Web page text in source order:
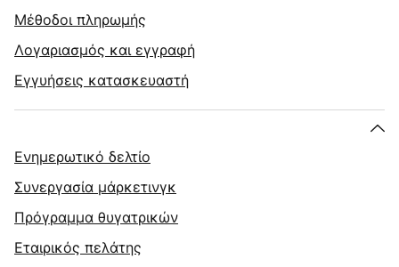
Μέθοδοι πληρωμής
Λογαριασμός και εγγραφή
Εγγυήσεις κατασκευαστή
Ενημερωτικό δελτίο
Συνεργασία μάρκετινγκ
Πρόγραμμα θυγατρικών
Εταιρικός πελάτης